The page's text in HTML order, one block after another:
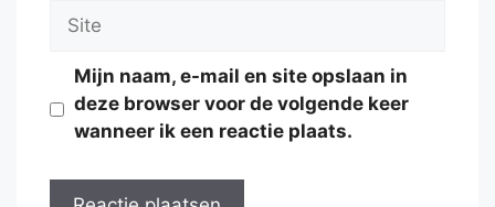
Site
Mijn naam, e-mail en site opslaan in
deze browser voor de volgende keer
wanneer ik een reactie plaats.